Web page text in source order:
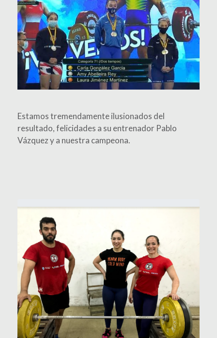
Estamos tremendamente ilusionados del
resultado, felicidades a su entrenador Pablo
Vázquez y a nuestra campeona.